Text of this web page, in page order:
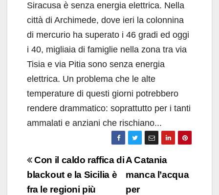
Siracusa è senza energia elettrica. Nella
città di Archimede, dove ieri la colonnina
di mercurio ha superato i 46 gradi ed oggi
i 40, migliaia di famiglie nella zona tra via
Tisia e via Pitia sono senza energia
elettrica. Un problema che le alte
temperature di questi giorni potrebbero
rendere drammatico: soprattutto per i tanti
ammalati e anziani che rischiano...
Navigazione
articoli
A Catania
manca l’acqua
per
Con il caldo raffica di
blackout e la Sicilia è
fra le regioni più